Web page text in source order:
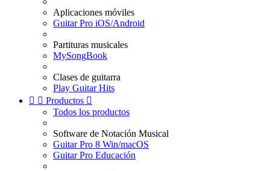
Aplicaciones móviles
Guitar Pro iOS/Android
Partituras musicales
MySongBook
Clases de guitarra
Play Guitar Hits
  Productos 
Todos los productos
Software de Notación Musical
Guitar Pro 8 Win/macOS
Guitar Pro Educación